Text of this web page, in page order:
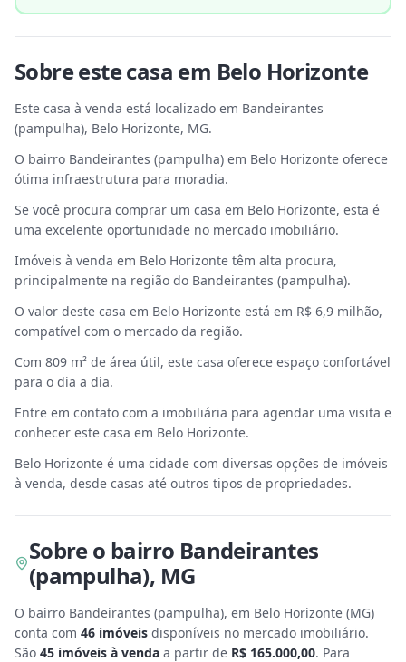
Sobre estecasa em Belo Horizonte
Este casa à venda está localizado em Bandeirantes
(pampulha), Belo Horizonte, MG.
O bairro Bandeirantes (pampulha) em Belo Horizonte oferece
ótima infraestrutura para moradia.
Se você procura comprar um casa em Belo Horizonte, esta é
uma excelente oportunidade no mercado imobiliário.
Imóveis à venda em Belo Horizonte têm alta procura,
principalmente na região do Bandeirantes (pampulha).
O valor deste casa em Belo Horizonte está em R$ 6,9 milhão,
compatível com o mercado da região.
Com 809 m² de área útil, este casa oferece espaço confortável
para o dia a dia.
Entre em contato com a imobiliária para agendar uma visita e
conhecer este casa em Belo Horizonte.
Belo Horizonte é uma cidade com diversas opções de imóveis
à venda, desde casas até outros tipos de propriedades.
Sobreo bairro Bandeirantes
(pampulha), MG
O bairro Bandeirantes (pampulha), em Belo Horizonte (MG)
conta com 46 imóveis disponíveis no mercado imobiliário.
São 45 imóveis à venda a partir de R$ 165.000,00. Para